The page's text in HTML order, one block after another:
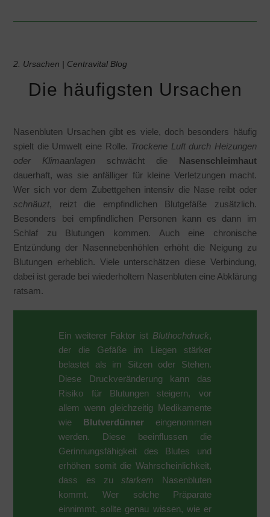
2. Ursachen | Centravital Blog
Die häufigsten Ursachen
Nasenbluten Ursachen gibt es viele, doch besonders häufig
spielt die Umwelt eine Rolle. Trockene Luft durch Heizungen
oder Klimaanlagen schwächt die Nasenschleimhaut
dauerhaft, was sie anfälliger für kleine Verletzungen macht.
Wer sich vor dem Zubettgehen intensiv die Nase reibt oder
schnäuzt, reizt die empfindlichen Blutgefäße zusätzlich.
Besonders bei empfindlichen Personen kann es dann im
Schlaf zu Blutungen kommen. Auch eine chronische
Entzündung der Nasennebenhöhlen erhöht die Neigung zu
Blutungen erheblich. Viele unterschätzen diese Verbindung,
dabei ist gerade bei wiederholtem Nasenbluten eine Abklärung
ratsam.
Ein weiterer Faktor ist Bluthochdruck,
der die Gefäße im Liegen stärker
belastet als im Sitzen oder Stehen.
Diese Druckveränderung kann das
Risiko für Blutungen steigern, vor
allem wenn gleichzeitig Medikamente
wie Blutverdünner eingenommen
werden. Diese beeinflussen die
Gerinnungsfähigkeit des Blutes und
erhöhen somit die Wahrscheinlichkeit,
dass es zustarkem Nasenbluten
kommt. Wer solche Präparate
einnimmt, sollte genau wissen, wie er